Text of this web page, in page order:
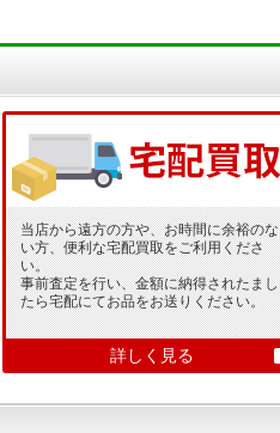
当店から遠方の方や、お時間に余裕のな
い方、便利な宅配買取をご利用くださ
い。
事前査定を行い、金額に納得されたまし
たら宅配にてお品をお送りください。
詳しく見る